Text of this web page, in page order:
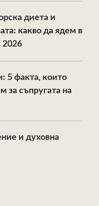
диета и
какво да ядем в
2026
5 факта, които
за съпругата на
и духовна